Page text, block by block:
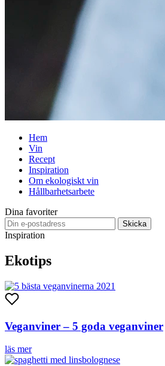
Hem
Vin
Recept
Inspiration
Om ekologiskt vin
Hållbarhetsarbete
Dina favoriter
Skicka
Inspiration
Ekotips
Veganviner – 5 goda veganviner
läs mer